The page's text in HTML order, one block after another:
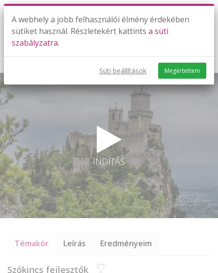
Angolul számok 100-ig!
INDÍTÁS
Témakör Leírás Eredményeim
Szókincs fejlesztők
A webhely a jobb felhasználói élmény érdekében
sütiket használ. Részletekért kattints a süti
szabályzatra.
Süti beállítások Megértettem